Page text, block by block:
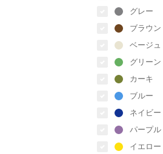
グレー
ブラウン
ベージュ
グリーン
カーキ
ブルー
ネイビー
パープル
イエロー